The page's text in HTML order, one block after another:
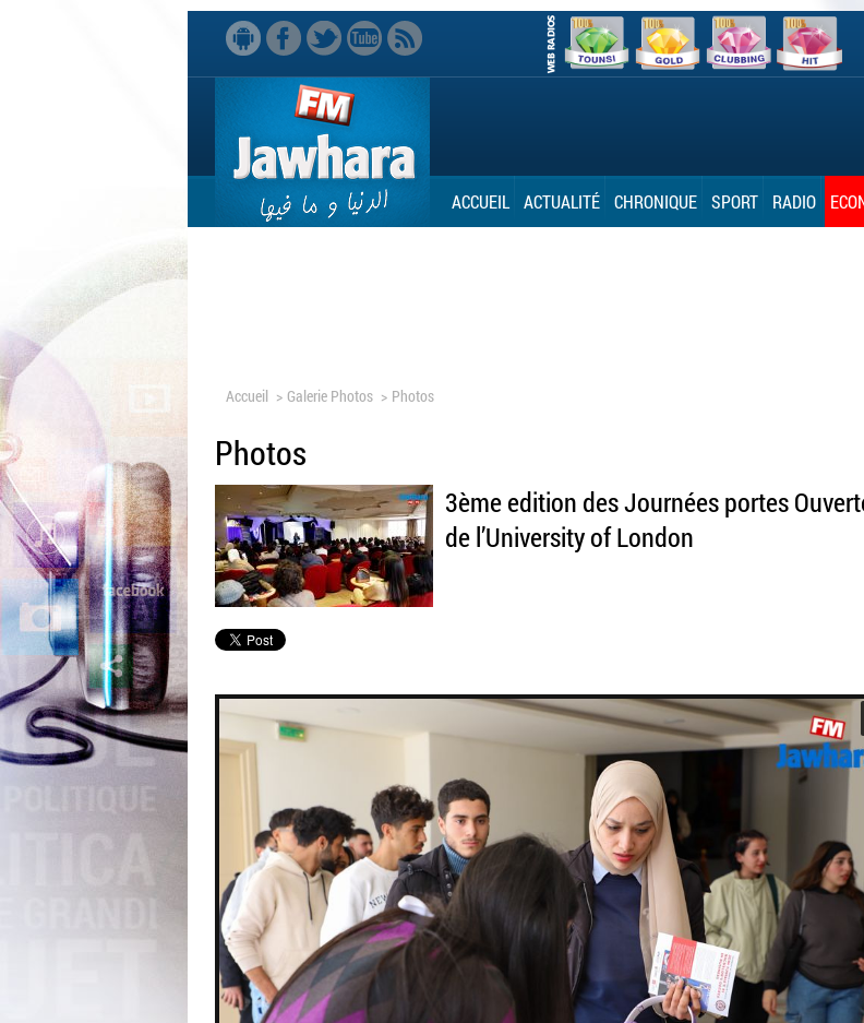
ACCUEIL ACTUALITÉ CHRONIQUE SPORT RADIO
Accueil > Galerie Photos > Photos
Photos
3ème edition des Journées portes
de l’University of London